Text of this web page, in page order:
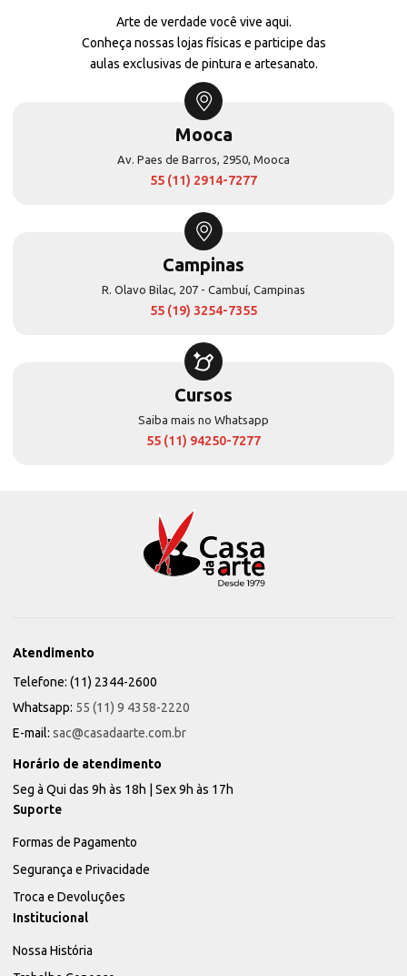
Arte de verdade você vive aqui.
Conheça nossas lojas físicas e participe das
aulas exclusivas de pintura e artesanato.
Mooca
Av. Paes de Barros, 2950, Mooca
55 (11) 2914-7277
Campinas
R. Olavo Bilac, 207 - Cambuí, Campinas
55 (19) 3254-7355
Cursos
Saiba mais no Whatsapp
55 (11) 94250-7277
Atendimento
Telefone: (11) 2344-2600
Whatsapp: 55 (11) 9 4358-2220
E-mail: sac@casadaarte.com.br
Horário de atendimento
Seg à Qui das 9h às 18h | Sex 9h às 17h
Suporte
Formas de Pagamento
Segurança e Privacidade
Troca e Devoluções
Institucional
Nossa História